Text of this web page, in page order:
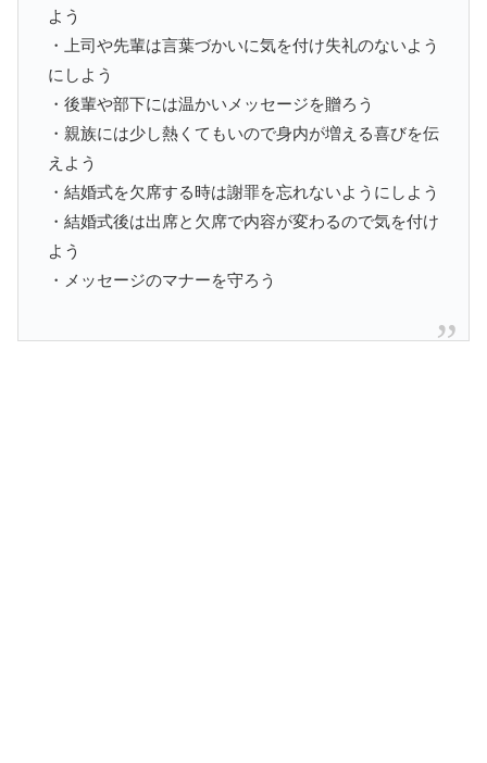
よう
・上司や先輩は言葉づかいに気を付け失礼のないよう
にしよう
・後輩や部下には温かいメッセージを贈ろう
・親族には少し熱くてもいので身内が増える喜びを伝
えよう
・結婚式を欠席する時は謝罪を忘れないようにしよう
・結婚式後は出席と欠席で内容が変わるので気を付け
よう
・メッセージのマナーを守ろう